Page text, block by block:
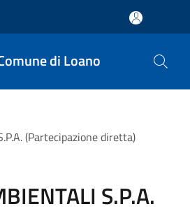
di Loano
(Partecipazione diretta)
S.P.A.